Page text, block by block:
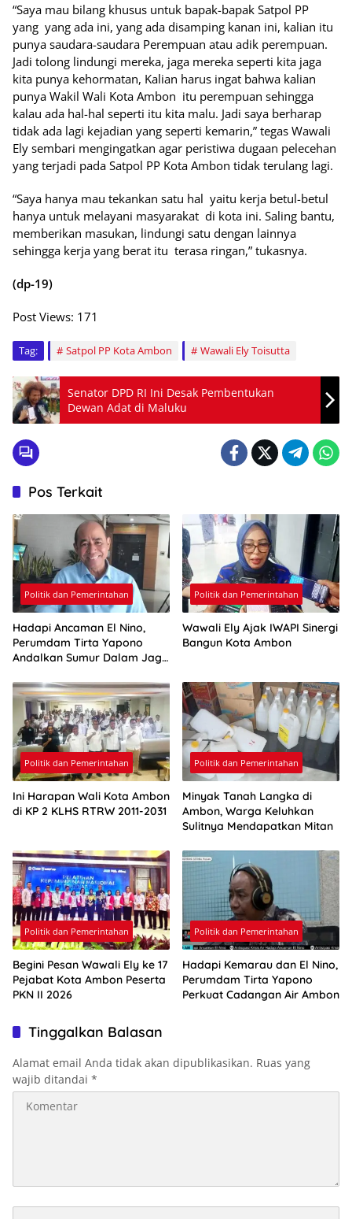
“Saya mau bilang khusus untuk bapak-bapak Satpol PP
yang yang ada ini, yang ada disamping kanan ini, kalian itu
punya saudara-saudara Perempuan atau adik perempuan.
Jadi tolong lindungi mereka, jaga mereka seperti kita jaga
kita punya kehormatan, Kalian harus ingat bahwa kalian
punya Wakil Wali Kota Ambon itu perempuan sehingga
kalau ada hal-hal seperti itu kita malu. Jadi saya berharap
tidak ada lagi kejadian yang seperti kemarin,” tegas Wawali
Ely sembari mengingatkan agar peristiwa dugaan pelecehan
yang terjadi pada Satpol PP Kota Ambon tidak terulang lagi.
“Saya hanya mau tekankan satu hal yaitu kerja betul-betul
hanya untuk melayani masyarakat di kota ini. Saling bantu,
memberikan masukan, lindungi satu dengan lainnya
sehingga kerja yang berat itu terasa ringan,” tukasnya.
(dp-19)
Post Views: 171
Tag: Satpol PP Kota Ambon Wawali Ely Toisutta
Senator DPD RI Ini Desak Pembentukan
Dewan Adat di Maluku
Pos Terkait
Politik dan Pemerintahan
Hadapi Ancaman El Nino,
Perumdam Tirta Yapono
Andalkan Sumur Dalam Jaga
Politik dan Pemerintahan
Wawali Ely Ajak IWAPI Sinergi
Bangun Kota Ambon
Politik dan Pemerintahan
Ini Harapan Wali Kota Ambon
di KP 2 KLHS RTRW 2011-2031
Politik dan Pemerintahan
Minyak Tanah Langka di
Ambon, Warga Keluhkan
Sulitnya Mendapatkan Mitan
Politik dan Pemerintahan
Begini Pesan Wawali Ely ke 17
Pejabat Kota Ambon Peserta
PKN II 2026
Politik dan Pemerintahan
Hadapi Kemarau dan El Nino,
Perumdam Tirta Yapono
Perkuat Cadangan Air Ambon
Tinggalkan Balasan
Alamat email Anda tidak akan dipublikasikan. Ruas yang
wajib ditandai *